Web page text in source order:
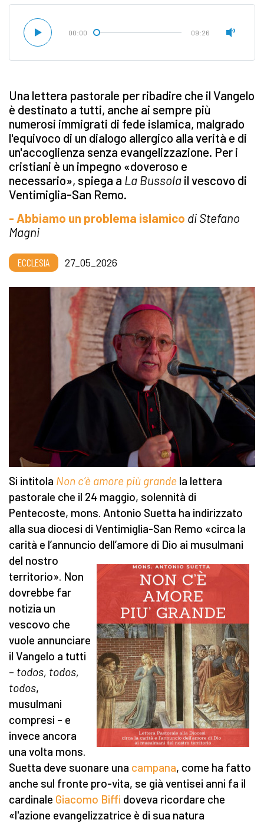
00:00 09:26
Una lettera pastorale per ribadire che il Vangelo
è destinato a tutti, anche ai sempre più
numerosi immigrati di fede islamica, malgrado
l'equivoco di un dialogo allergico alla verità e di
un'accoglienza senza evangelizzazione. Per i
cristiani è un impegno «doveroso e
necessario», spiega a La Bussola il vescovo di
Ventimiglia-San Remo.
- Abbiamo un problema islamico di Stefano
Magni
ECCLESIA 27_05_2026
Si intitola Non c’è amore più grande la lettera
pastorale che il 24 maggio, solennità di
Pentecoste, mons. Antonio Suetta ha indirizzato
alla sua diocesi di Ventimiglia-San Remo «circa la
carità e l’annuncio dell’amore di Dio ai musulmani
del nostro
territorio». Non
dovrebbe far
notizia un
vescovo che
vuole annunciare
il Vangelo a tutti
– todos, todos,
todos,
musulmani
compresi – e
invece ancora
una volta mons.
Suetta deve suonare una campana, come ha fatto
anche sul fronte pro-vita, se già ventisei anni fa il
cardinale Giacomo Biffi doveva ricordare che
«l'azione evangelizzatrice è di sua natura